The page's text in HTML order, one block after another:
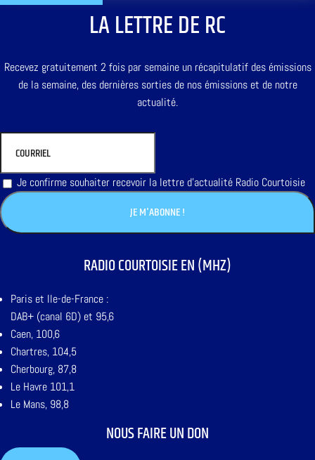
LA LETTRE DE RC
Recevez gratuitement 2 fois par semaine un récapitulatif des émissions
de la semaine, des dernières sorties de nos émissions et de notre
actualité.
Je confirme souhaiter recevoir la lettre d'actualité Radio Courtoisie
RADIO COURTOISIE EN (MHZ)
Paris et Ile-de-France :
DAB+ (canal 6D) et 95,6
Caen, 100,6
Chartres, 104,5
Cherbourg, 87,8
Le Havre 101,1
Le Mans, 98,8
NOUS FAIRE UN DON